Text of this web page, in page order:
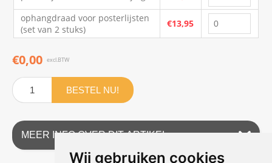
Wij gebruiken cookies
ophangdraad voor posterlijsten
(set van 2 stuks)
€13,95
€0,00 excl.BTW
BESTEL NU!
MEER INFO OVER DIT ARTIKEL